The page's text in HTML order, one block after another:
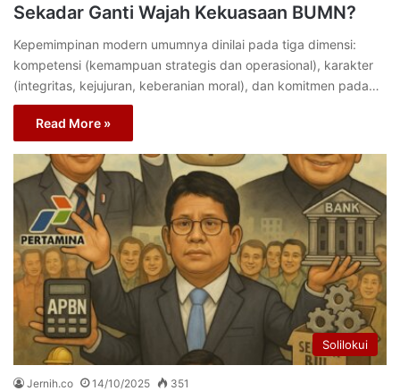
Sekadar Ganti Wajah Kekuasaan BUMN?
Kepemimpinan modern umumnya dinilai pada tiga dimensi:
kompetensi (kemampuan strategis dan operasional), karakter
(integritas, kejujuran, keberanian moral), dan komitmen pada…
Read More »
Solilokui
Jernih.co 14/10/2025 351